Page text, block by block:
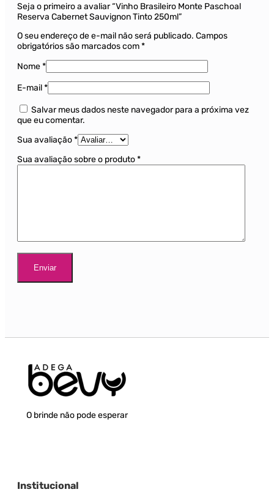
Seja o primeiro a avaliar “Vinho Brasileiro Monte Paschoal
Reserva Cabernet Sauvignon Tinto 250ml”
O seu endereço de e-mail não será publicado. Campos
obrigatórios são marcados com*
Nome*
E-mail*
Salvar meus dados neste navegador para a próxima vez
que eu comentar.
Sua avaliação*
Sua avaliação sobre o produto*
O brinde não pode esperar
Institucional